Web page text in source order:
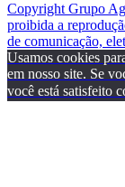
Copyright Grupo
proibida a
de comunicação,
Usamos cookies
em nosso site. Se
você está satisfeito